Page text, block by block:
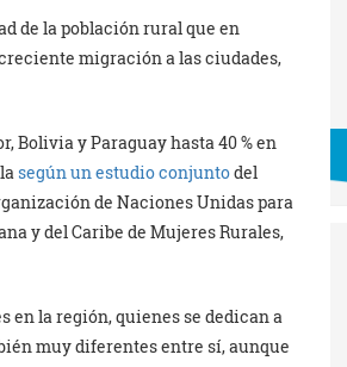
de la población rural que en
migración a las ciudades,
Bolivia y Paraguay hasta 40 % en
según un estudio conjuntodel
de Naciones Unidas para
y del Caribe de Mujeres Rurales,
en la región, quienes se dedican a
muy diferentes entre sí, aunque